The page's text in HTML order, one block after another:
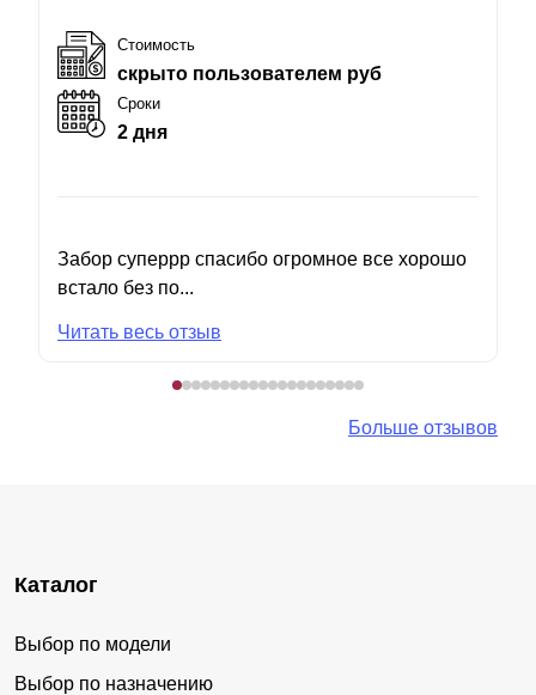
Стоимость
скрыто пользователем руб
Сроки
2 дня
Забор суперрр спасибо огромное все хорошо
встало без по...
Читать весь отзыв
Больше отзывов
Каталог
Выбор по модели
Выбор по назначению